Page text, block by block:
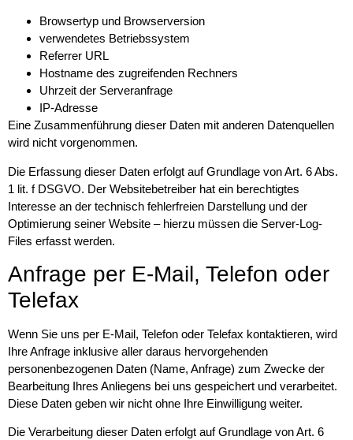
Browsertyp und Browserversion
verwendetes Betriebssystem
Referrer URL
Hostname des zugreifenden Rechners
Uhrzeit der Serveranfrage
IP-Adresse
Eine Zusammenführung dieser Daten mit anderen Datenquellen
wird nicht vorgenommen.
Die Erfassung dieser Daten erfolgt auf Grundlage von Art. 6 Abs.
1 lit. f DSGVO. Der Websitebetreiber hat ein berechtigtes
Interesse an der technisch fehlerfreien Darstellung und der
Optimierung seiner Website – hierzu müssen die Server-Log-
Files erfasst werden.
Anfrage per E-Mail, Telefon oder
Telefax
Wenn Sie uns per E-Mail, Telefon oder Telefax kontaktieren, wird
Ihre Anfrage inklusive aller daraus hervorgehenden
personenbezogenen Daten (Name, Anfrage) zum Zwecke der
Bearbeitung Ihres Anliegens bei uns gespeichert und verarbeitet.
Diese Daten geben wir nicht ohne Ihre Einwilligung weiter.
Die Verarbeitung dieser Daten erfolgt auf Grundlage von Art. 6